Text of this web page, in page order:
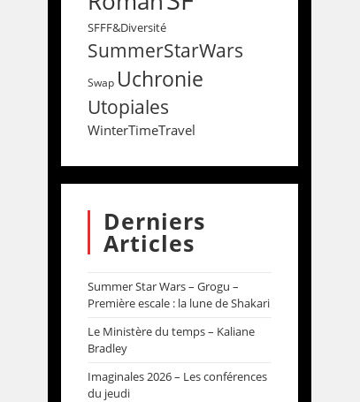
SFFF&Diversité
SummerStarWars
Swap Uchronie
Utopiales
WinterTimeTravel
Derniers
Articles
Summer Star Wars – Grogu –
Première escale : la lune de Shakari
Le Ministère du temps – Kaliane
Bradley
Imaginales 2026 – Les conférences
du jeudi